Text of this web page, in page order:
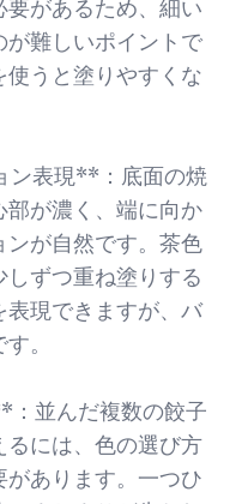
要があるため、細い
難しいポイントで
うと塗りやすくな
ン表現**：底面の焼
部が濃く、端に向か
ンが自然です。茶色
ずつ重ね塗りする
表現できますが、バ
。
：並んだ複数の餃子
るには、色の選び方
があります。一つひ